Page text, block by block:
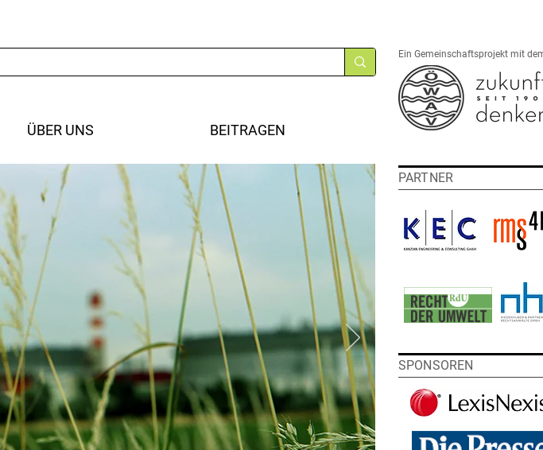
ÜBER UNS BEITRAGEN
Ein Gemeinschaftsprojekt mit
PARTNER
SPONSOREN